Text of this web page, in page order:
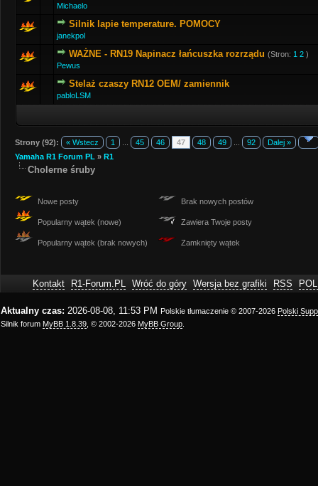
Michaelo
Silnik lapie temperature. POMOCY
janekpol
WAŻNE - RN19 Napinacz łańcuszka rozrządu (Stron: 1 2 )
Pewus
Stelaż czaszy RN12 OEM/ zamiennik
pabloLSM
Strony (92): « Wstecz 1 45 46 47 48 49 92
Dalej »
Yamaha R1 Forum PL » R1
Cholerne śruby
Nowe posty
Popularny wątek (nowe)
Popularny wątek (brak nowych)
Brak nowych postów
Zawiera Twoje posty
Zamknięty wątek
Kontakt R1-Forum.PL Wróć do góry Wersja bez grafiki RSS
Aktualny czas: 2026-08-08, 11:53 PM Polskie tłumaczenie © 2007-2026 Polski
Silnik forum MyBB 1.8.39 , © 2002-2026 MyBB Group